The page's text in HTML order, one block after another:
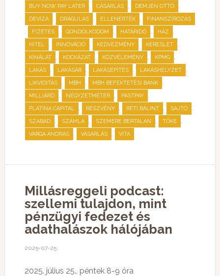
BUY NOW PAY LATER , CÁSÁRLÁS , DEMJÉN OTTÓ ,
DEVIZA , DRÁGULÁS , ELLENÉRTÉK , FINANSZÍROZÁS
, FIZETÉS , GONDOLKODOM , HATÁRIDŐ , HÁZ ,
HITEL , INNOVÁCIÓ , KEDVEZMÉNY , KERESLET ,
KÍNÁLAT , KOCKÁZAT , KÖZVÉLEMÉNY , KPMG ,
LAKÁS , LAKÁSÁR , LAKÁSÉPÍTÉS , LAKÁSHELYZET ,
LIKVIDITÁS , MBH , MBH BEFEKTETÉSI BANK ,
MILLIÁRD , NÉGYZETMÉTER , PASTPAY ,
PLATINA CAPITAL , RÉSZVÉNY , RÉTI BÁLINT , SAJTÓ ,
SZABAD , SZÁMLA , SZEMERE BERTALAN , TŐKE ,
VARGA ANDRÁS , VÁSÁRLÁS , VITA
Millásreggeli podcast:
szellemi tulajdon, mint
pénzügyi fedezet és
adathalászok hálójában
2025-07-25
2025. július 25., péntek 8-9 óra